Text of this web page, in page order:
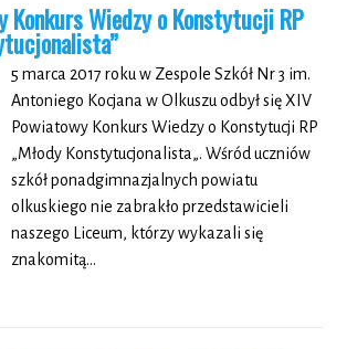
Konkurs Wiedzy o Konstytucji RP
5 marca 2017 roku w Zespole Szkół Nr 3 im.
Antoniego Kocjana w Olkuszu odbył się XIV
Powiatowy Konkurs Wiedzy o Konstytucji RP
„Młody Konstytucjonalista„. Wśród uczniów
szkół ponadgimnazjalnych powiatu
olkuskiego nie zabrakło przedstawicieli
naszego Liceum, którzy wykazali się
znakomitą…